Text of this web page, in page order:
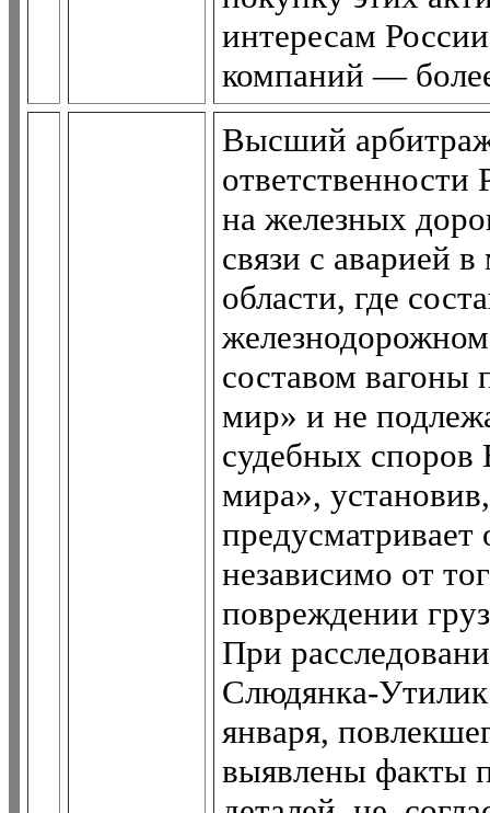
интересам
компаний —
Высший
ответственности
на железных
связи с аварией
области, где
составом вагоны
мир» и не
судебных споров
мира»,
предусматривает
независимо от
повреждении
При
Слюдянка-
января,
выявлены факты